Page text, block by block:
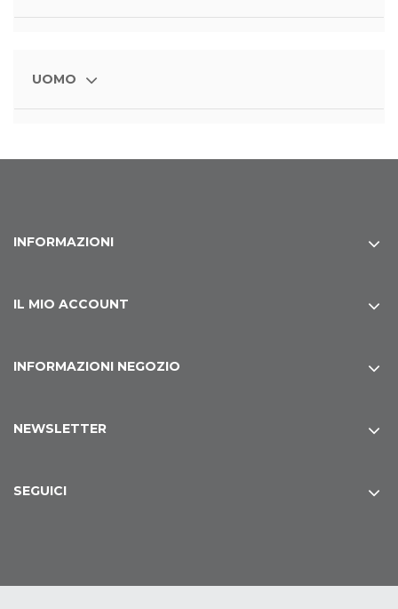
UOMO
INFORMAZIONI
IL MIO ACCOUNT
INFORMAZIONI NEGOZIO
NEWSLETTER
SEGUICI